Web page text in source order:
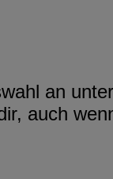
an
auch